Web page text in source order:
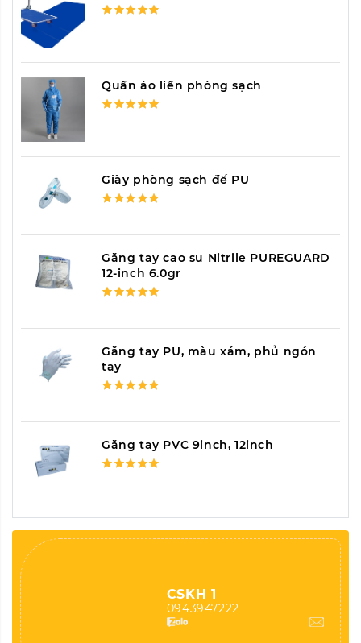
Quần áo liền phòng sạch
Giày phòng sạch đế PU
Găng tay cao su Nitrile PUREGUARD
12-inch 6.0gr
Găng tay PU, màu xám, phủ ngón
tay
Găng tay PVC 9inch, 12inch
CSKH 1
0943947222